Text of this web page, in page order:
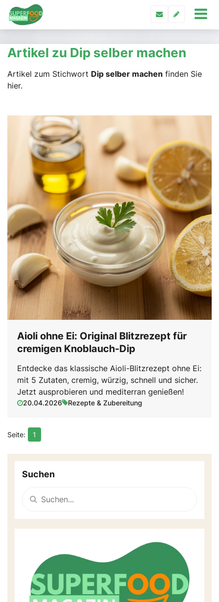
Artikel zu Dip selber machen
Artikel zum Stichwort Dip selber machen finden Sie
hier.
Aioli ohne Ei: Original Blitzrezept für
cremigen Knoblauch-Dip
Entdecke das klassische Aioli-Blitzrezept ohne Ei:
mit 5 Zutaten, cremig, würzig, schnell und sicher.
Jetzt ausprobieren und mediterran genießen!
20.04.2026 Rezepte & Zubereitung
1
Suchen